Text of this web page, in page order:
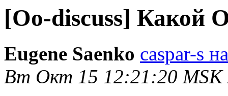
[Oo-discuss] Какой
Eugene Saenko caspar-s
Вт Окт 15 12:21:20 MSK